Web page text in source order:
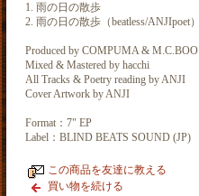
1. 雨の日の散歩
2. 雨の日の散歩（beatless/ANJIpoet）
Produced by COMPUMA & M.C.BOO
Mixed & Mastered by hacchi
All Tracks & Poetry reading by ANJI
Cover Artwork by ANJI
Format：7" EP
Label：BLIND BEATS SOUND (JP)
この商品を友達に教える
買い物を続ける